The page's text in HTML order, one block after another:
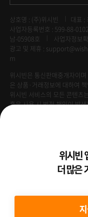
상호명 : (주)위시빈 대표 :
사업자등록번호 : 599-88-
남-05908호
사업자정보
광고 및 제휴 :
m
위시빈은 통신판매중개자이
은 상품·거래정보에 대하여
위시빈 서비스의 모든 콘텐츠
혹은 사용 시 법적 책임이 발
Venture Enterprise위시빈
더 많은